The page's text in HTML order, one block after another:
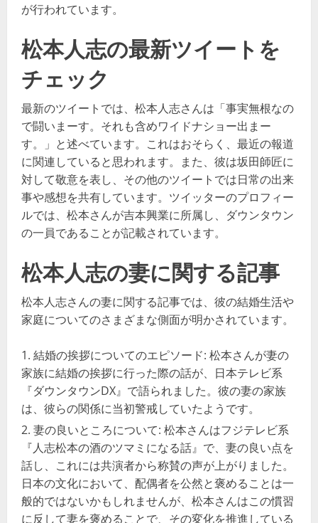
が行われています。
松本人志の最新ツイートを
チェック
最新のツイートでは、松本人志さんは「事実無根なの
で闘いまーす。それも含めワイドナショー出まー
す。」と述べています。これはおそらく、最近の報道
に関連していると思われます。また、彼は坂田師匠に
対して敬意を表し、その他のツイートでは日常の出来
事や感想を共有しています。ツイッターのプロフィー
ルでは、松本さんが吉本興業に所属し、ダウンタウン
の一員であることが記載されています。
松本人志の妻に関する記事
松本人志さんの妻に関する記事では、彼の結婚生活や
家庭についてのさまざまな側面が明かされています。
結婚の挨拶についてのエピソード: 松本さんが妻の
家族に結婚の挨拶に行った際の話が、日本テレビ系
『ダウンタウンDX』で語られました。彼の妻の家族
は、彼らの関係に当初警戒していたようです。
妻の良いところについて: 松本さんはフジテレビ系
『人志松本の酒のツマミになる話』で、妻の良い点を
話し、これには共演者から称賛の声が上がりました。
日本の文化において、配偶者を公然と褒めることは一
般的ではないかもしれませんが、松本さんはこの慣習
に反して妻を褒めることで、その変化を推進している